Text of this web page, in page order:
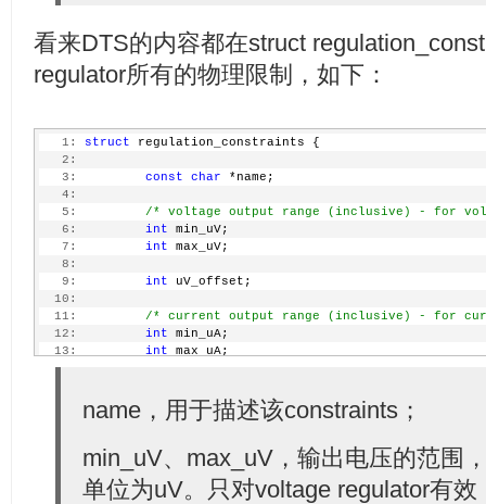
看来DTS的内容都在struct
regulator所有的物理限制，如下：
   1:
struct regulation_constraints {
   2:
   3:
const char *name;
   4:
   5:
/* voltage output range (inclusive) - for
   6:
int min_uV;
   7:
int max_uV;
   8:
   9:
int uV_offset;
  10:
  11:
/* current output range (inclusive) - for
  12:
int min_uA;
  13:
int max_uA;
  14:
unsigned int valid_modes_mask;
unsigned int
valid_ops_mask;
/* regulator input voltage - only if supply
name，用于描述该constraints；
min_uV、max_uV，输出电压的范围
单位为uV。只对voltage regulator有效